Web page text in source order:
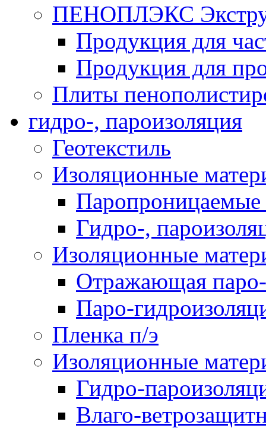
ПЕНОПЛЭКС
Продукция для
Продукция для
Плиты
гидро-, пароизоляция
Геотекстиль
Изоляционные
Гидро-,
Изоляционные
Отражающая
Паро-
Пленка п/э
Изоляционные
Гидро-
Влаго-